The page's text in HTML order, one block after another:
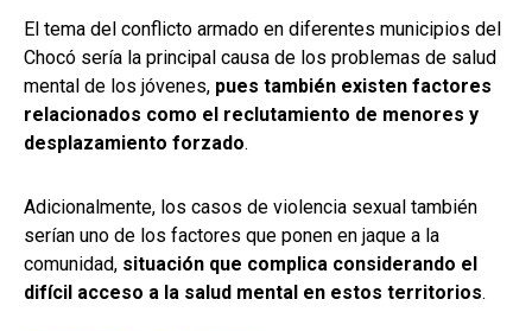
El tema del conflicto armado en diferentes municipios del
Chocó sería la principal causa de los problemas de salud
mental de los jóvenes, pues también existen factores
relacionados como el reclutamiento de menores y
desplazamiento forzado.
Adicionalmente, los casos de violencia sexual también
serían uno de los factores que ponen en jaque a la
comunidad, situación que complica considerando el
difícil acceso a la salud mental en estos territorios.